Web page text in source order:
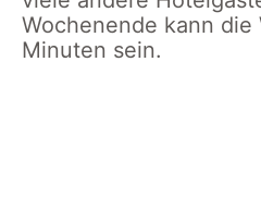
Wochenende kann die
Minuten sein.